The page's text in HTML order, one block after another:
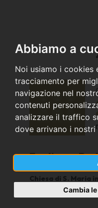
Abbiamo a
Noi usiamo i cookies
tracciamento per
navigazione nel
contenuti
analizzare il traffico
dove arrivano i
Cambia
Fogliano-
Chiesa di S. Maria